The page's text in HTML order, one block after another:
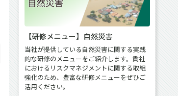
【研修メニュー】自然災害
当社が提供している自然災害に関する実践
的な研修のメニューをご紹介します。貴社
におけるリスクマネジメントに関する取組
強化のため、豊富な研修メニューをぜひご
活用ください。